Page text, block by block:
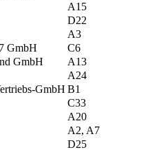
A15
D22
A3
GmbH
C6
GmbH
A13
A24
GmbH B1
C33
A20
A2, A7
D25